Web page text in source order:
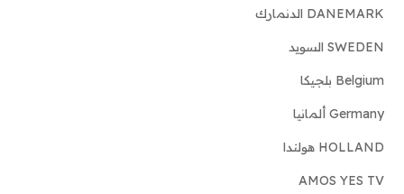
DANEMARK الدنمارك
SWEDEN السويد
Belgium بلجيكا
Germany ألمانيا
HOLLAND هولندا
AMOS YES TV